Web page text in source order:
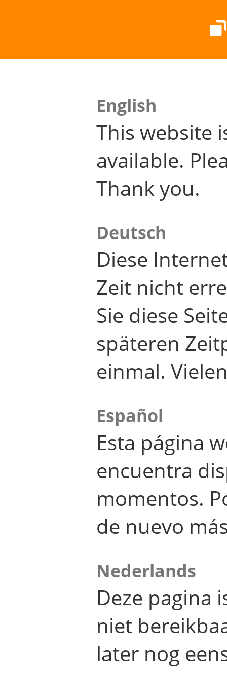
English
This website
available.
Thank you.
Deutsch
Diese
Zeit nicht
Sie diese
späteren
einmal.
Español
Esta página
encuentra
momentos.
de nuevo
Nederlands
Deze pagina
niet
later nog